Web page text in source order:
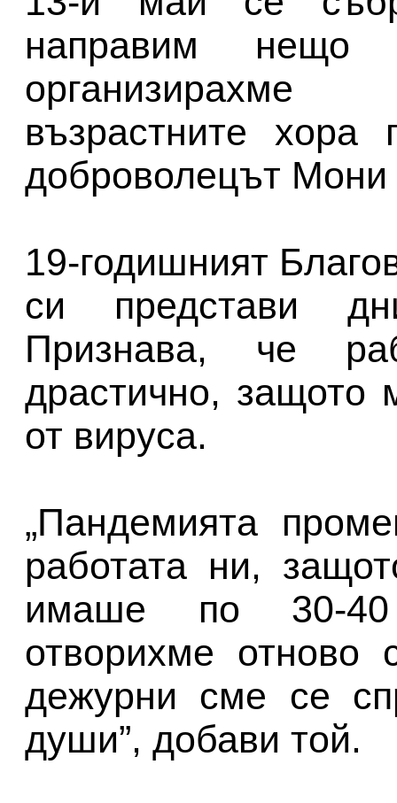
направим нещо
организирахме
възрастните хора
доброволецът
19-годишният
си представи
Признава, че
драстично, защото
от вируса.
„Пандемията
работата ни,
имаше по 30-40
отворихме отново
дежурни сме се
души”, добави той.